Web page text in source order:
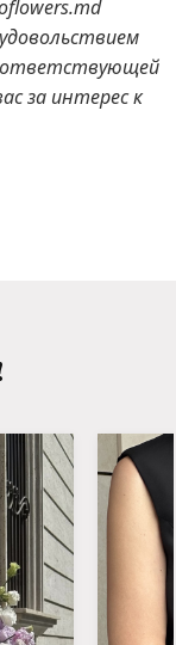
букета не
варианты
к тому,
букеты
за интерес к